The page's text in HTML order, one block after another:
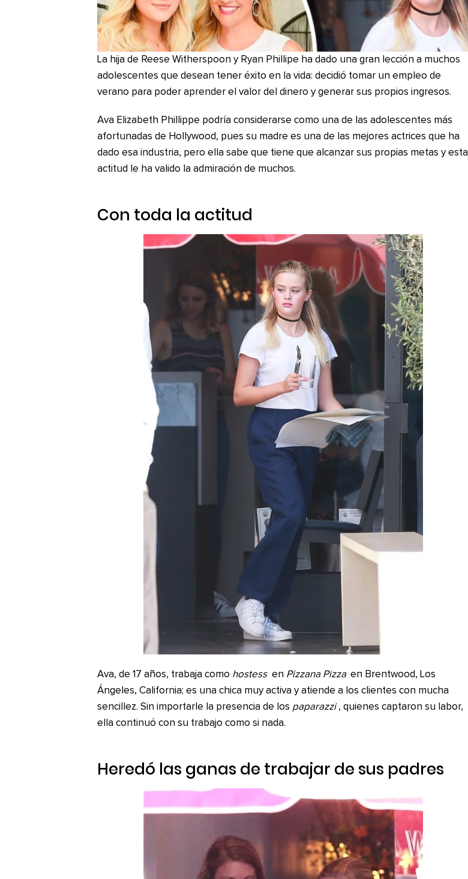
La hija de Reese Witherspoon y Ryan Phillipe ha dado una gran lección a muchos
adolescentes que desean tener éxito en la vida: decidió tomar un empleo de
verano para poder aprender el valor del dinero y generar sus propios ingresos.
Ava Elizabeth Phillippe podría considerarse como una de las adolescentes más
afortunadas de Hollywood, pues su madre es una de las mejores actrices que ha
dado esa industria, pero ella sabe que tiene que alcanzar sus propias metas y esta
actitud le ha valido la admiración de muchos.
Con toda la actitud
Ava, de 17 años, trabaja como hostess en Pizzana Pizza en Brentwood, Los
Ángeles, California; es una chica muy activa y atiende a los clientes con mucha
sencillez. Sin importarle la presencia de los paparazzi , quienes captaron su labor,
ella continuó con su trabajo como si nada.
Heredó las ganas de trabajar de sus padres